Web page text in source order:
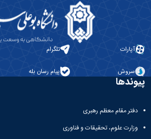
آپارات تلگرام
سروش پیام رسان بله
پیوندها
دفتر مقام معظم رهبری
وزارت علوم، تحقیقات و فناوری